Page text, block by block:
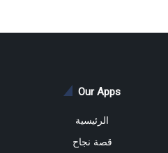
Our Apps
الرئيسية
قصة نجاح